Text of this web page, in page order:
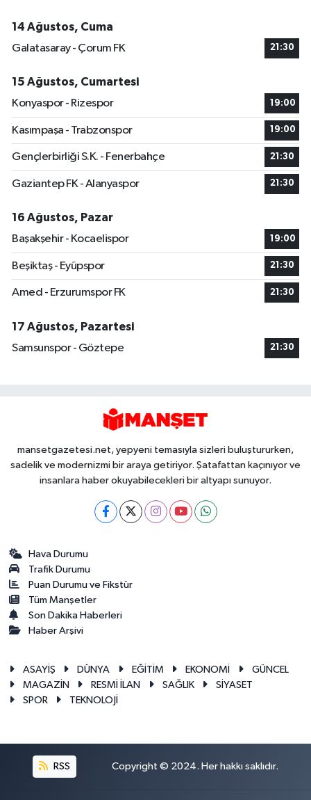
14 Ağustos, Cuma
Galatasaray - Çorum FK
21:30
15 Ağustos, Cumartesi
Konyaspor - Rizespor
19:00
Kasımpaşa - Trabzonspor 19:00
Gençlerbirliği S.K. - Fenerbahçe 21:30
Gaziantep FK - Alanyaspor 21:30
16 Ağustos, Pazar
Başakşehir - Kocaelispor
19:00
Beşiktaş - Eyüpspor 21:30
Amed - Erzurumspor FK 21:30
17 Ağustos, Pazartesi
Samsunspor - Göztepe
21:30
mansetgazetesi.net, yepyeni temasıyla sizleri buluştururken,
sadelik ve modernizmi bir araya getiriyor. Şatafattan kaçınıyor ve
insanlara haber okuyabilecekleri bir altyapı sunuyor.
Hava Durumu
Trafik Durumu
Puan Durumu ve Fikstür
Tüm Manşetler
Son Dakika Haberleri
Haber Arşivi
ASAYİŞ DÜNYA EĞİTİM EKONOMİ
GÜNCEL
MAGAZİN
RESMİ İLAN SAĞLIK
SİYASET
SPOR
TEKNOLOJİ
RSS Copyright © 2024. Her hakkı saklıdır.